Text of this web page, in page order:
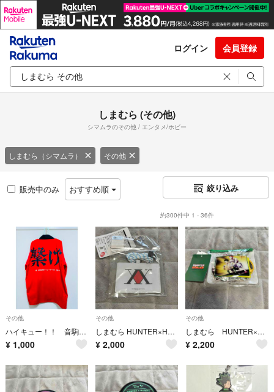
ログイン 会員登録
しまむら (その他)
シマムラのその他 / エンタメ/ホビー
しまむら（シマムラ） その他
販売中のみ おすすめ順 絞り込み
約300件中 1 - 36件
その他
ハイキュー！！ 音駒 ハッピ
¥ 1,000
その他
しまむら HUNTER×HUNTER カードホルダー パスケース 定期入れ
¥ 2,000
その他
しまむら HUNTER×HUNTER 集合ヘアセット ゴン キルア ヒソカ
¥ 2,200